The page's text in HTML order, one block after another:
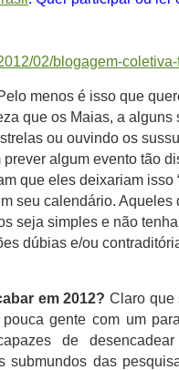
02/blogagem-
menos é isso que
que os Maias, a alguns
ou ouvindo os
algum evento tão
que eles deixariam isso
seu calendário. Aqueles
seja simples e não
dúbias e/ou
em 2012? Claro que
gente com um
de
submundos das